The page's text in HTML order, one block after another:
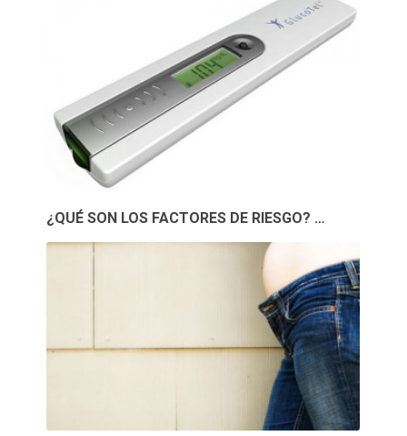
¿QUÉ SON LOS FACTORES DE RIESGO? …